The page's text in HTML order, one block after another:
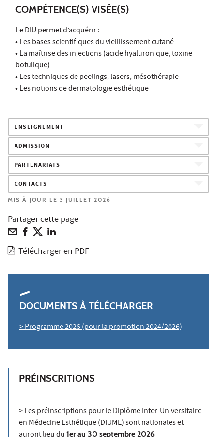
COMPÉTENCE(S) VISÉE(S)
Le DIU permet d’acquérir :
• Les bases scientifiques du vieillissement cutané
• La maîtrise des injections (acide hyaluronique, toxine
botulique)
• Les techniques de peelings, lasers, mésothérapie
• Les notions de dermatologie esthétique
ENSEIGNEMENT
ADMISSION
PARTENARIATS
CONTACTS
MIS À JOUR LE 3 JUILLET 2026
Partager cette page
Télécharger en PDF
DOCUMENTS À TÉLÉCHARGER
> Programme 2026 (pour la promotion 2024/2026)
PRÉINSCRITIONS
> Les préinscriptions pour le Diplôme Inter-Universitaire
en Médecine Esthétique (DIUME) sont nationales et
1er au 30 septembre 2026